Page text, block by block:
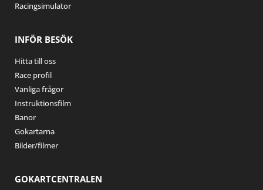
Racingsimulator
INFÖR BESÖK
Hitta till oss
Race profil
Vanliga frågor
Instruktionsfilm
Banor
Gokartarna
Bilder/filmer
GOKARTCENTRALEN